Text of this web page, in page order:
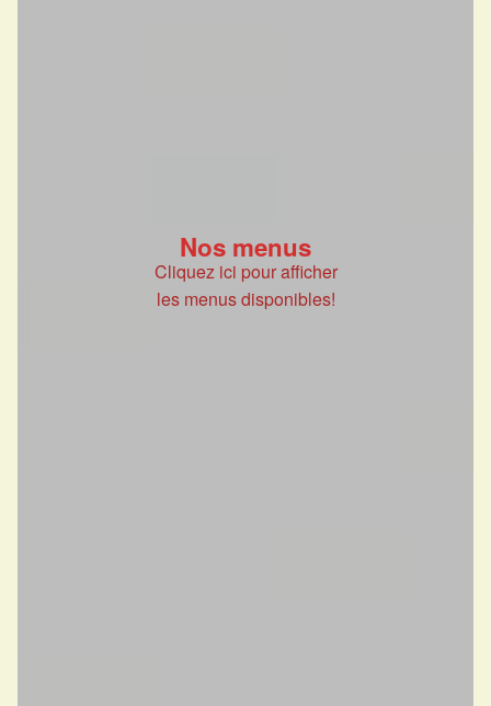
Nos menus
Cliquez ici pour afficher
les menus disponibles!